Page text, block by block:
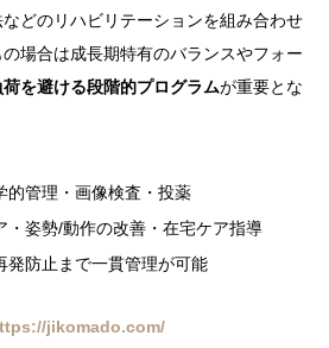
どのリハビリテーションを組み合わせ
場合は成長期特有のバランスやフォー
を避ける段階的プログラムが重要とな
的管理・画像検査・投薬
・姿勢/動作の改善・在宅ケア指導
発防止まで一貫管理が可能
jikomado.com/